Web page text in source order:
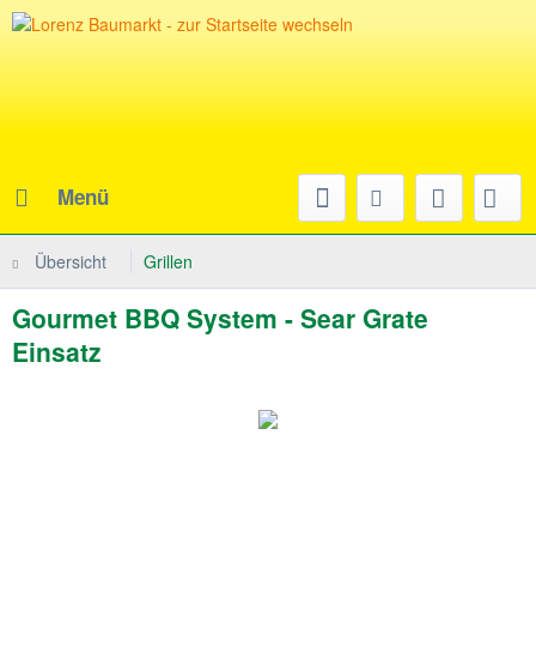
Menü
Übersicht Grillen
Gourmet BBQ System - Sear Grate
Einsatz